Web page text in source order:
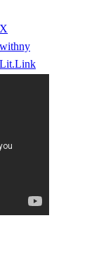
X
withny
Lit.Link